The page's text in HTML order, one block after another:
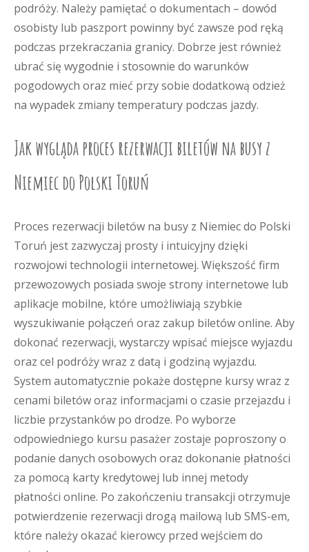
podróży. Należy pamiętać o dokumentach – dowód
osobisty lub paszport powinny być zawsze pod ręką
podczas przekraczania granicy. Dobrze jest również
ubrać się wygodnie i stosownie do warunków
pogodowych oraz mieć przy sobie dodatkową odzież
na wypadek zmiany temperatury podczas jazdy.
Jak wygląda proces rezerwacji biletów na busy z
Niemiec do Polski Toruń
Proces rezerwacji biletów na busy z Niemiec do Polski
Toruń jest zazwyczaj prosty i intuicyjny dzięki
rozwojowi technologii internetowej. Większość firm
przewozowych posiada swoje strony internetowe lub
aplikacje mobilne, które umożliwiają szybkie
wyszukiwanie połączeń oraz zakup biletów online. Aby
dokonać rezerwacji, wystarczy wpisać miejsce wyjazdu
oraz cel podróży wraz z datą i godziną wyjazdu.
System automatycznie pokaże dostępne kursy wraz z
cenami biletów oraz informacjami o czasie przejazdu i
liczbie przystanków po drodze. Po wyborze
odpowiedniego kursu pasażer zostaje poproszony o
podanie danych osobowych oraz dokonanie płatności
za pomocą karty kredytowej lub innej metody
płatności online. Po zakończeniu transakcji otrzymuje
potwierdzenie rezerwacji drogą mailową lub SMS-em,
które należy okazać kierowcy przed wejściem do